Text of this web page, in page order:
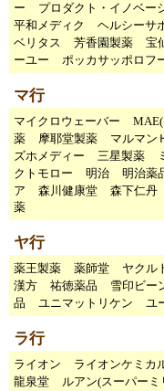
ー
プロダクト・イノベー
平和メディク
ヘルシーサ
ベリタス
芳香園製薬 宝
ーユー
ポッカサッポロフ
マ行
マイクロウェーバー
薬
摩耶堂製薬 マルマン
ズホメディー
三星製薬
クトモロー
明治 明治薬
ア
森川健康堂 森下仁丹
薬
ヤ行
薬王製薬 薬師堂 ヤクル
漢方
祐徳薬品 雪印ビー
品
ユニマットリケン ユ
ラ行
ライオン ライオンケミカ
龍泉堂
ルアン(スーパー